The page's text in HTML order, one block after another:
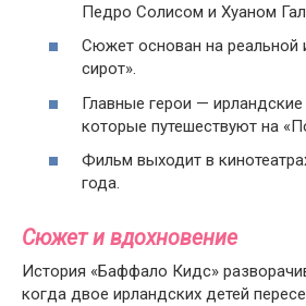
Педро Солисом и Хуаном
Сюжет основан на реальной
сирот».
Главные герои —
которые путешествуют на
Фильм выходит в
года.
Сюжет и вдохновение
История «Баффало Кидс»
когда двое ирландских детей